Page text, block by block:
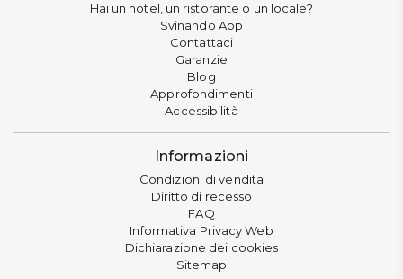
Hai un hotel, un ristorante o un locale?
Svinando App
Contattaci
Garanzie
Blog
Approfondimenti
Accessibilità
Informazioni
Condizioni di vendita
Diritto di recesso
FAQ
Informativa Privacy Web
Dichiarazione dei cookies
Sitemap